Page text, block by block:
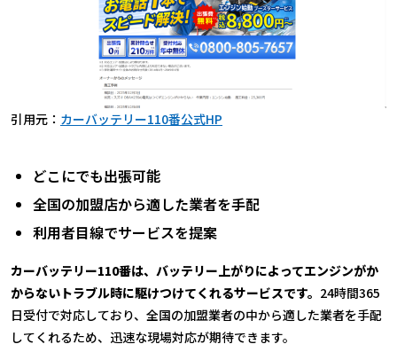
引用元： カーバッテリー110番公式HP
どこにでも出張可能
全国の加盟店から適した業者を手配
利用者目線でサービスを提案
カーバッテリー110番は、バッテリー上がりによってエンジンがか
からないトラブル時に駆けつけてくれるサービスです。 24時間365
日受付で対応しており、全国の加盟業者の中から適した業者を手配
してくれるため、迅速な現場対応が期待できます。